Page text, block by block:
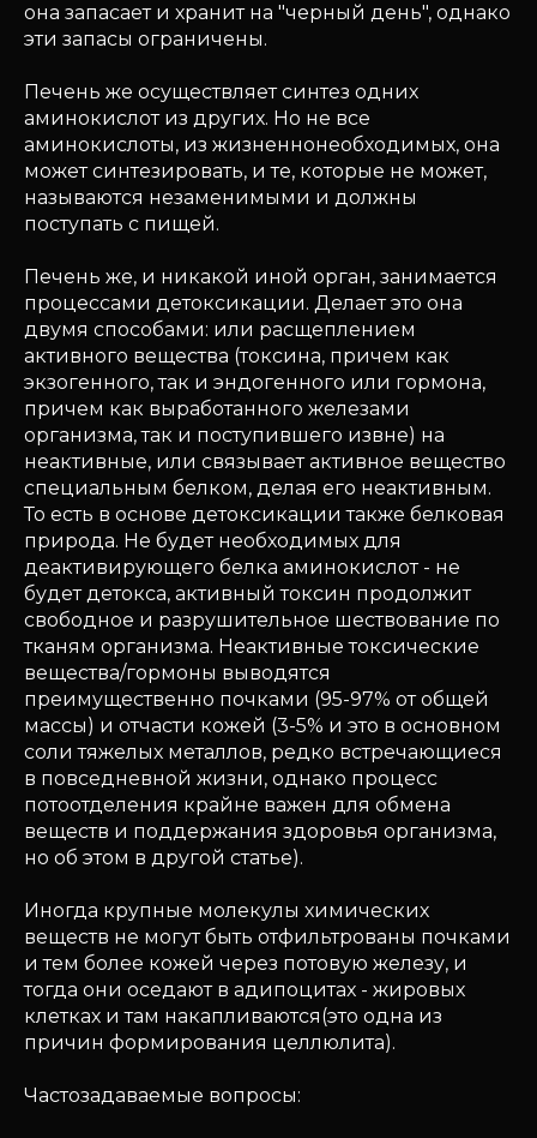
она запасает и хранит на "черный день", однако
эти запасы ограничены.
Печень же осуществляет синтез одних
аминокислот из других. Но не все
аминокислоты, из жизненнонеобходимых, она
может синтезировать, и те, которые не может,
называются незаменимыми и должны
поступать с пищей.
Печень же, и никакой иной орган, занимается
процессами детоксикации. Делает это она
двумя способами: или расщеплением
активного вещества (токсина, причем как
экзогенного, так и эндогенного или гормона,
причем как выработанного железами
организма, так и поступившего извне) на
неактивные, или связывает активное вещество
специальным белком, делая его неактивным.
То есть в основе детоксикации также белковая
природа. Не будет необходимых для
деактивирующего белка аминокислот - не
будет детокса, активный токсин продолжит
свободное и разрушительное шествование по
тканям организма. Неактивные токсические
вещества/гормоны выводятся
преимущественно почками (95-97% от общей
массы) и отчасти кожей (3-5% и это в основном
соли тяжелых металлов, редко встречающиеся
в повседневной жизни, однако процесс
потоотделения крайне важен для обмена
веществ и поддержания здоровья организма,
но об этом в другой статье).
Иногда крупные молекулы химических
веществ не могут быть отфильтрованы почками
и тем более кожей через потовую железу, и
тогда они оседают в адипоцитах - жировых
клетках и там накапливаются(это одна из
причин формирования целлюлита).
Частозадаваемые вопросы: